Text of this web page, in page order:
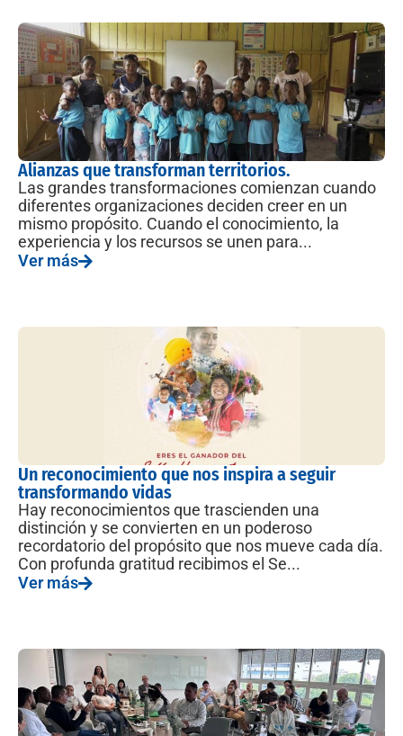
Alianzas que transforman territorios.
Las grandes transformaciones comienzan cuando
diferentes organizaciones deciden creer en un
mismo propósito. Cuando el conocimiento, la
experiencia y los recursos se unen para...
Ver más
Un reconocimiento que nos inspira a seguir
transformando vidas
Hay reconocimientos que trascienden una
distinción y se convierten en un poderoso
recordatorio del propósito que nos mueve cada día.
Con profunda gratitud recibimos el Se...
Ver más